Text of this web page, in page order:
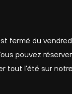
fermé du
pouvez
tout l'été sur notre